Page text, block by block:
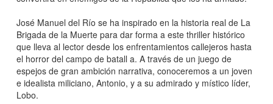
José Manuel del Río se ha inspirado en la historia real de La
Brigada de la Muerte para dar forma a este thriller histórico
que lleva al lector desde los enfrentamientos callejeros hasta
el horror del campo de batall a. A través de un juego de
espejos de gran ambición narrativa, conoceremos a un joven
e idealista miliciano, Antonio, y a su admirado y místico líder,
Lobo.